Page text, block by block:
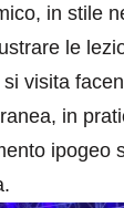
in stile
le
visita
in
ipogeo